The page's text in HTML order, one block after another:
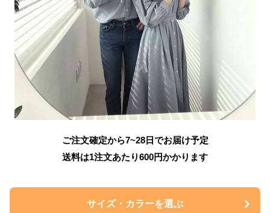
ご注文確定から7~28日でお届け予定
送料は1注文あたり600円かかります
サイズ・カラーを選ぶ